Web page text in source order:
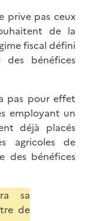
prive pas ceux
de la
fiscal défini
bénéfices
pas pour effet
employant un
déjà placés
agricoles de
des bénéfices
sa
de